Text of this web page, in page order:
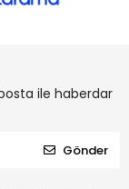
ile haberdar
Gönder